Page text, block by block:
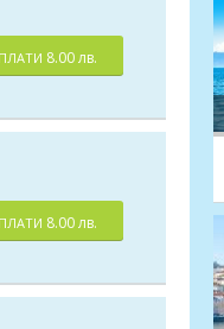
8.00 лв.
8.00 лв.